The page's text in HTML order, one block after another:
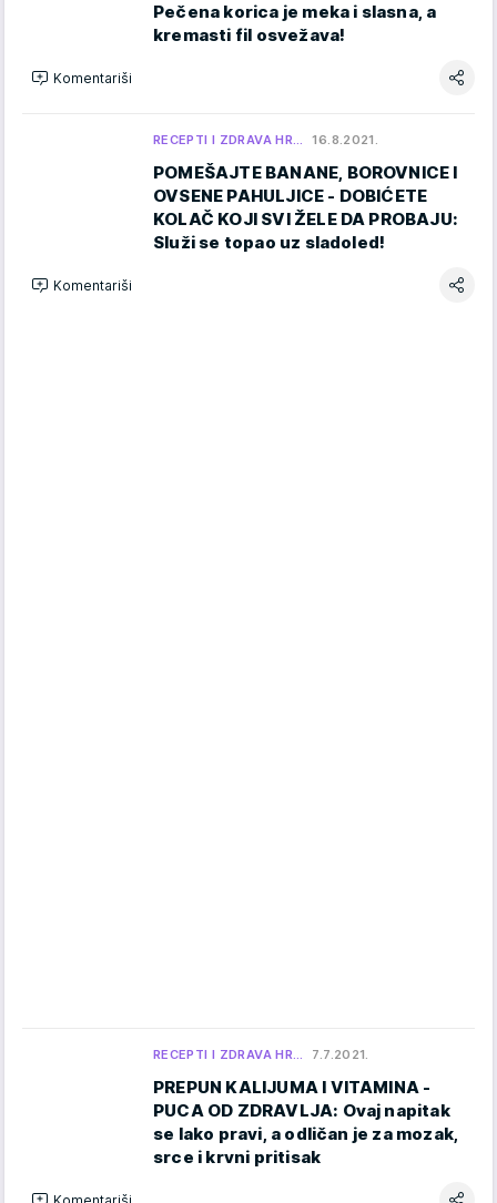
Pečena korica je meka i slasna, a
kremasti fil osvežava!
Komentariši
RECEPTI I ZDRAVA HR… 16.8.2021.
POMEŠAJTE BANANE, BOROVNICE I
OVSENE PAHULJICE - DOBIĆETE
KOLAČ KOJI SVI ŽELE DA PROBAJU:
Služi se topao uz sladoled!
Komentariši
RECEPTI I ZDRAVA HR… 7.7.2021.
PREPUN KALIJUMA I VITAMINA -
PUCA OD ZDRAVLJA: Ovaj napitak
se lako pravi, a odličan je za mozak,
srce i krvni pritisak
Komentariši